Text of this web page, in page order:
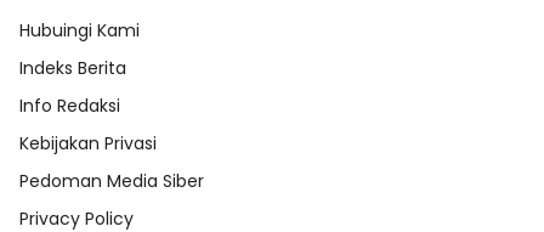
Hubuingi Kami
Indeks Berita
Info Redaksi
Kebijakan Privasi
Pedoman Media Siber
Privacy Policy